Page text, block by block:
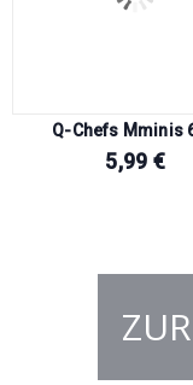
Q-Chefs Mminis
5,99 €